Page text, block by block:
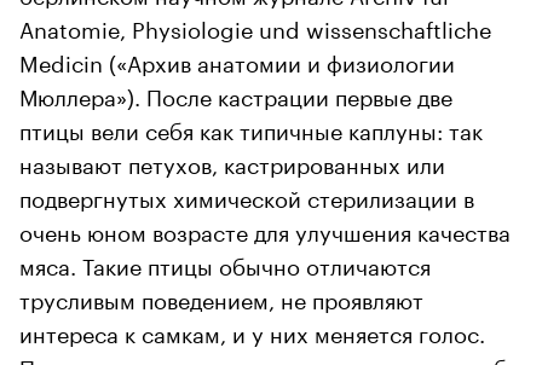
Anatomie, Physiologie und wissenschaftliche
Medicin («Архив анатомии и физиологии
Мюллера»). После кастрации первые две
птицы вели себя как типичные каплуны: так
называют петухов, кастрированных или
подвергнутых химической стерилизации в
очень юном возрасте для улучшения качества
мяса. Такие птицы обычно отличаются
трусливым поведением, не проявляют
интереса к самкам, и у них меняется голос.